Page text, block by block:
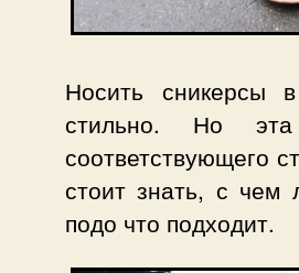
Носить сникерсы
стильно. Но эта
соответствующего
стоит знать, с чем
подо что подходит.